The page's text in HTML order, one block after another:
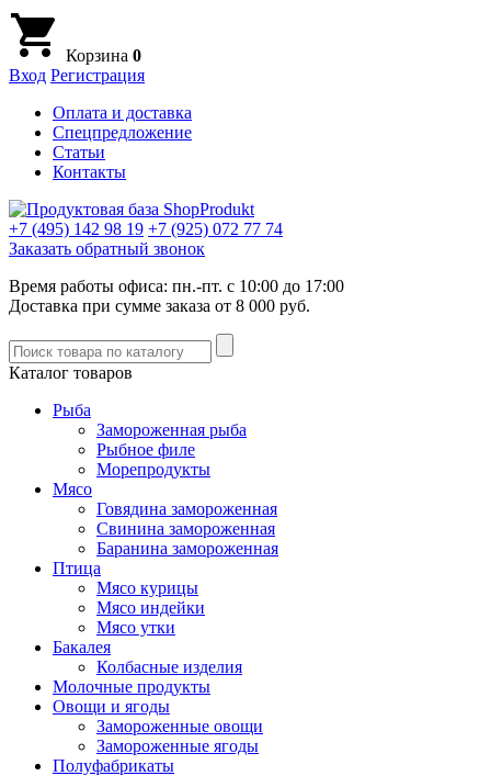
Корзина 0
Вход Регистрация
Оплата и доставка
Спецпредложение
Статьи
Контакты
+7 (495) 142 98 19 +7 (925) 072 77 74
Заказать обратный звонок
Время работы офиса: пн.-пт. с 10:00 до 17:00
Доставка при сумме заказа от 8 000 руб.
Каталог товаров
Рыба
Замороженная рыба
Рыбное филе
Морепродукты
Мясо
Говядина замороженная
Свинина замороженная
Баранина замороженная
Птица
Мясо курицы
Мясо индейки
Мясо утки
Бакалея
Колбасные изделия
Молочные продукты
Овощи и ягоды
Замороженные овощи
Замороженные ягоды
Полуфабрикаты